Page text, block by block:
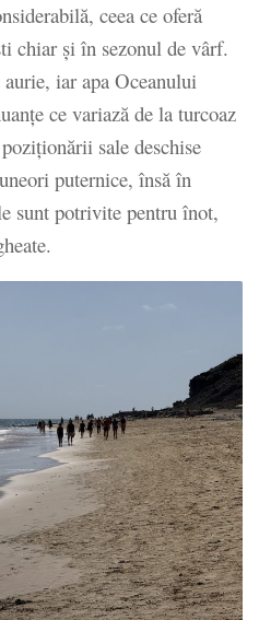
ceea ce oferă
chiar și în sezonul de vârf.
iar apa Oceanului
ce variază de la turcoaz
sale deschise
puternice, însă în
sunt potrivite pentru înot,